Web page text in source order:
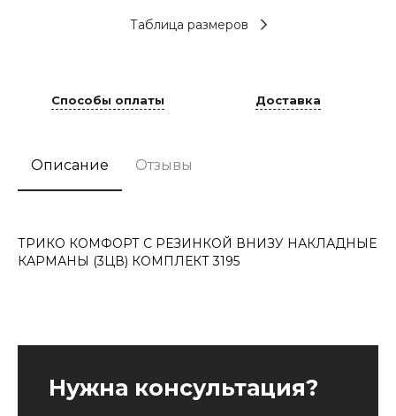
Таблица размеров
Способы оплаты Доставка
Описание Отзывы
ТРИКО КОМФОРТ С РЕЗИНКОЙ ВНИЗУ НАКЛАДНЫЕ
КАРМАНЫ (3ЦВ) КОМПЛЕКТ 3195
Нужна консультация?